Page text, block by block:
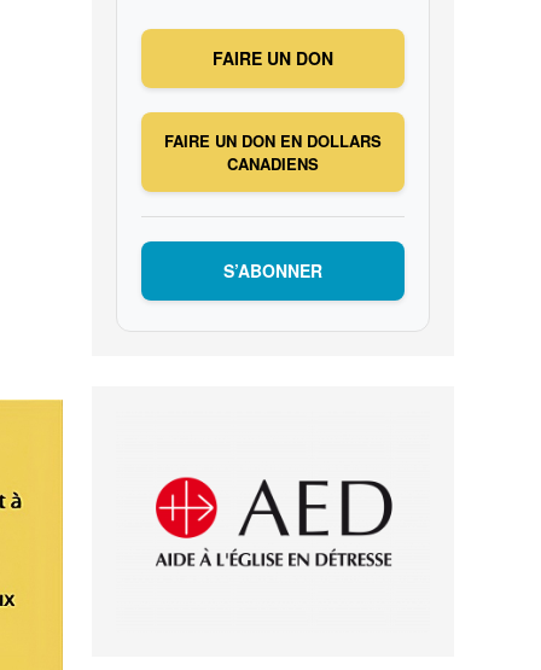
FAIRE UN DON
FAIRE UN DON EN DOLLARS
CANADIENS
S’ABONNER